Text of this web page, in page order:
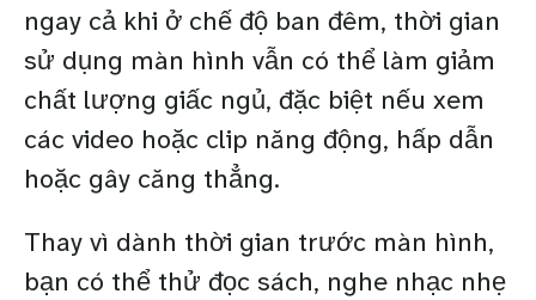
ngay cả khi ở chế độ ban đêm, thời gian
sử dụng màn hình vẫn có thể làm giảm
chất lượng giấc ngủ, đặc biệt nếu xem
các video hoặc clip năng động, hấp dẫn
hoặc gây căng thẳng.
Thay vì dành thời gian trước màn hình,
bạn có thể thử đọc sách, nghe nhạc nhẹ